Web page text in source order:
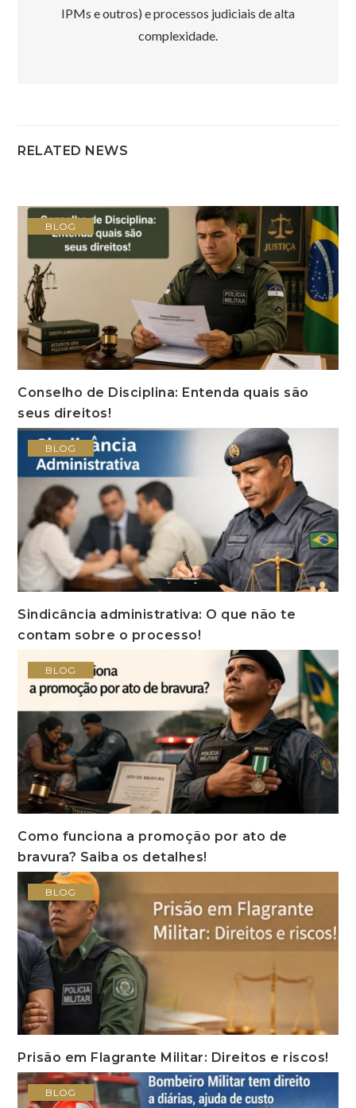
IPMs e outros) e processos judiciais de alta
complexidade.
RELATED NEWS
BLOG
Conselho de Disciplina: Entenda quais são
seus direitos!
BLOG
Sindicância administrativa: O que não te
contam sobre o processo!
BLOG
Como funciona a promoção por ato de
bravura? Saiba os detalhes!
BLOG
Prisão em Flagrante Militar: Direitos e riscos!
BLOG